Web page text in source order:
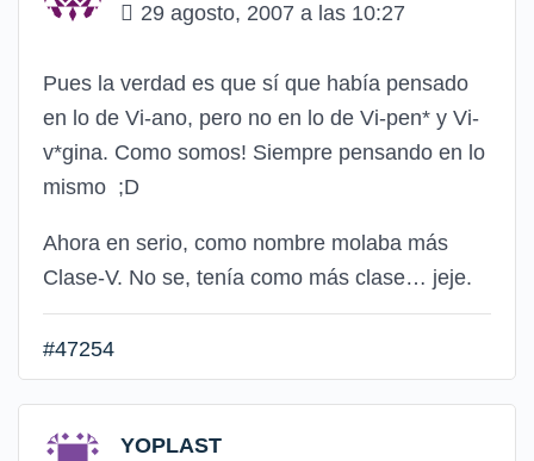
29 agosto, 2007 a las 10:27
Pues la verdad es que sí que había pensado
en lo de Vi-ano, pero no en lo de Vi-pen* y Vi-
v*gina. Como somos! Siempre pensando en lo
mismo ;D
Ahora en serio, como nombre molaba más
Clase-V. No se, tenía como más clase… jeje.
#47254
YOPLAST